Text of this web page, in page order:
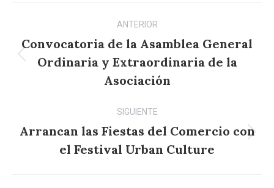
Navegación
entre
publicaciones
ANTERIOR
Publicación
anterior:
Convocatoria de la Asamblea General
Ordinaria y Extraordinaria de la
Asociación
SIGUIENTE
Publicación
siguiente:
Arrancan las Fiestas del Comercio con
el Festival Urban Culture